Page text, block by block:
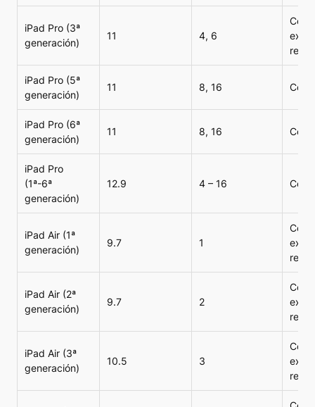
iPad Pro (3ª
generación)
11 4, 6
iPad Pro (5ª
generación)
11 8, 16
iPad Pro (6ª
generación)
11 8, 16
iPad Pro
(1ª-6ª
generación)
12.9 4 – 16
iPad Air (1ª
generación)
9.7 1
iPad Air (2ª
generación)
9.7 2
iPad Air (3ª
generación)
10.5 3